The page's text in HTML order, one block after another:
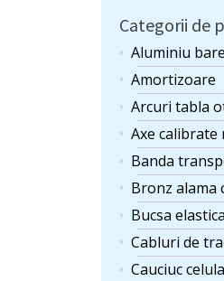
Categorii de
Aluminiu
Amortizoare
Arcuri tabla
Axe
Banda
Bronz alama
Bucsa elastica
Cabluri de
Cauciuc